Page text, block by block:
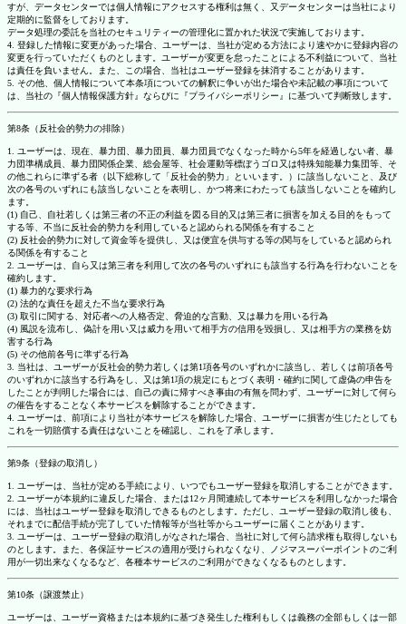
すが、データセンターでは個人情報にアクセスする権利は無く、又データセンターは当社により
定期的に監督をしております。
データ処理の委託を当社のセキュリティーの管理化に置かれた状況で実施しております。
4. 登録した情報に変更があった場合、ユーザーは、当社が定める方法により速やかに登録内容の
変更を行っていただくものとします。ユーザーが変更を怠ったことによる不利益について、当社
は責任を負いません。また、この場合、当社はユーザー登録を抹消することがあります。
5. その他、個人情報について本条項についての解釈に争いが出た場合や未記載の事項について
は、当社の『個人情報保護方針』ならびに『プライバシーポリシー』に基づいて判断致します。
第8条（反社会的勢力の排除）
1. ユーザーは、現在、暴力団、暴力団員、暴力団員でなくなった時から5年を経過しない者、暴
力団準構成員、暴力団関係企業、総会屋等、社会運動等標ぼうゴロ又は特殊知能暴力集団等、そ
の他これらに準ずる者（以下総称して「反社会的勢力」といいます。）に該当しないこと、及び
次の各号のいずれにも該当しないことを表明し、かつ将来にわたっても該当しないことを確約し
ます。
(1) 自己、自社若しくは第三者の不正の利益を図る目的又は第三者に損害を加える目的をもって
する等、不当に反社会的勢力を利用していると認められる関係を有すること
(2) 反社会的勢力に対して資金等を提供し、又は便宜を供与する等の関与をしていると認められ
る関係を有すること
2. ユーザーは、自ら又は第三者を利用して次の各号のいずれにも該当する行為を行わないことを
確約します。
(1) 暴力的な要求行為
(2) 法的な責任を超えた不当な要求行為
(3) 取引に関する、対応者への人格否定、脅迫的な言動、又は暴力を用いる行為
(4) 風説を流布し、偽計を用い又は威力を用いて相手方の信用を毀損し、又は相手方の業務を妨
害する行為
(5) その他前各号に準ずる行為
3. 当社は、ユーザーが反社会的勢力若しくは第1項各号のいずれかに該当し、若しくは前項各号
のいずれかに該当する行為をし、又は第1項の規定にもとづく表明・確約に関して虚偽の申告を
したことが判明した場合には、自己の責に帰すべき事由の有無を問わず、ユーザーに対して何ら
の催告をすることなく本サービスを解除することができます。
4. ユーザーは、前項により当社が本サービスを解除した場合、ユーザーに損害が生じたとしても
これを一切賠償する責任はないことを確認し、これを了承します。
第9条（登録の取消し）
1. ユーザーは、当社が定める手続により、いつでもユーザー登録を取消しすることができます。
2. ユーザーが本規約に違反した場合、または12ヶ月間連続して本サービスを利用しなかった場合
には、当社はユーザー登録を取消しできるものとします。ただし、ユーザー登録の取消し後も、
それまでに配信手続が完了していた情報等が当社等からユーザーに届くことがあります。
3. ユーザーは、ユーザー登録の取消しがなされた場合、当社に対して何ら請求権も取得しないも
のとします。また、各保証サービスの適用が受けられなくなり、ノジマスーパーポイントのご利
用が一切出来なくなるなど、各種本サービスのご利用ができなくなるものとします。
第10条（譲渡禁止）
ユーザーは、ユーザー資格または本規約に基づき発生した権利もしくは義務の全部もしくは一部